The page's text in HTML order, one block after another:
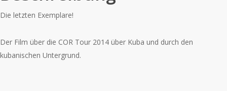
Die letzten Exemplare!
Der Film über die COR Tour 2014 über Kuba und durch den
kubanischen Untergrund.